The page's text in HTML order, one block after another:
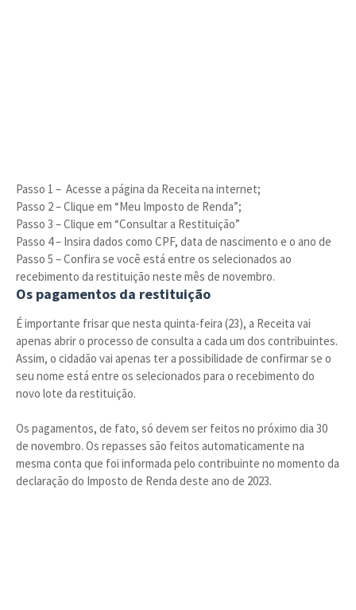
Passo 1 – Acesse a página da Receita na internet;
Passo 2 – Clique em “Meu Imposto de Renda”;
Passo 3 – Clique em “Consultar a Restituição”
Passo 4 – Insira dados como CPF, data de nascimento e o ano de
Passo 5 – Confira se você está entre os selecionados ao
recebimento da restituição neste mês de novembro.
Os pagamentos da restituição
É importante frisar que nesta quinta-feira (23), a Receita vai
apenas abrir o processo de consulta a cada um dos contribuintes.
Assim, o cidadão vai apenas ter a possibilidade de confirmar se o
seu nome está entre os selecionados para o recebimento do
novo lote da restituição.
Os pagamentos, de fato, só devem ser feitos no próximo dia 30
de novembro. Os repasses são feitos automaticamente na
mesma conta que foi informada pelo contribuinte no momento da
declaração do Imposto de Renda deste ano de 2023.